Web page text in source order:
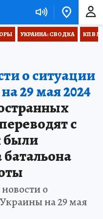
УКРАИНА: СВОДКА КП В
о ситуации
29 мая 2024
с
были
о
на 29 мая